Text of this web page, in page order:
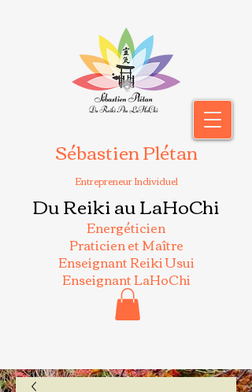
Sébastien Plétan
Entrepreneur Individuel
Du Reiki au LaHoChi
Energéticien
Praticien et Maître
Enseignant Reiki Usui
Enseignant LaHoChi